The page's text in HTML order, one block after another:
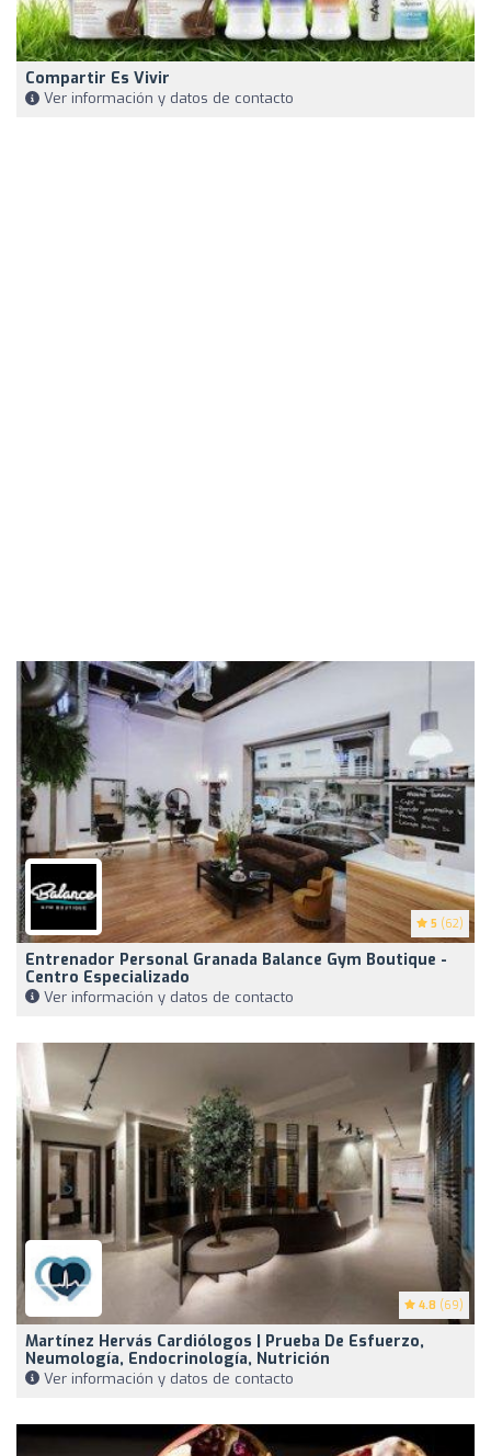
Compartir Es Vivir
Ver información y datos de contacto
5 (62)
Entrenador Personal Granada Balance Gym Boutique -
Centro Especializado
Ver información y datos de contacto
4.8 (69)
Martínez Hervás Cardiólogos | Prueba De Esfuerzo,
Neumología, Endocrinología, Nutrición
Ver información y datos de contacto